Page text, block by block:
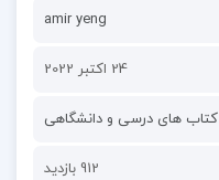
amir yeng
24 اکتبر 2022
کتاب های درسی و دانشگاهی
912 بازدید